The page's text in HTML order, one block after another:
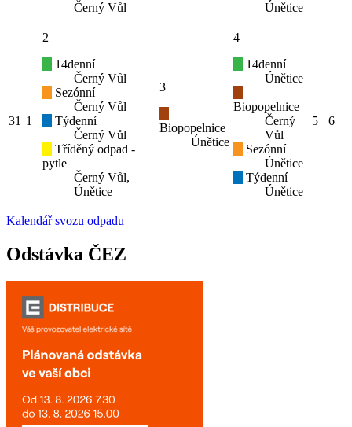
Černý Vůl
Únětice
31 1
2
14denní
Černý Vůl
Sezónní
Černý Vůl
Týdenní
Černý Vůl
Tříděný odpad -
pytle
Černý Vůl,
Únětice
3
Biopopelnice
Únětice
4
14denní
Únětice
Biopopelnice
Černý
Vůl
Sezónní
Únětice
Týdenní
Únětice
5 6
Kalendář svozu odpadu
Odstávka ČEZ